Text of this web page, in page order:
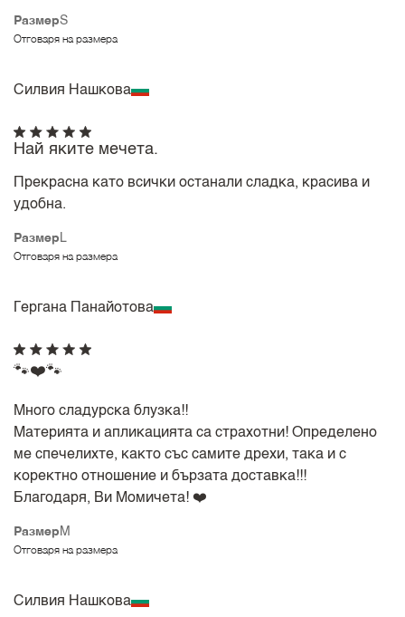
РазмерS
Отговаря на размера
Силвия Нашкова
Размер L
Отговаря на размера
Най яките мечета.
Прекрасна като всички останали сладка, красива и
удобна.
Гергана Панайотова
Размер M
Отговаря на размера
🐾❤️🐾
Много сладурска блузка!!
Материята и апликацията са страхотни! Определено
ме спечелихте, както със самите дрехи, така и с
коректно отношение и бързата доставка!!!
Благодаря, Ви Момичета! ❤️
Силвия Нашкова